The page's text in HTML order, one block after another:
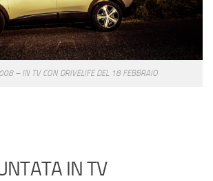
– IN TV CON DRIVELIFE DEL 18 FEBBRAIO
IN TV